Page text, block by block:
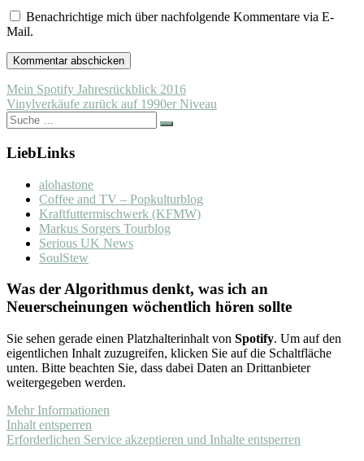
Benachrichtige mich über nachfolgende Kommentare via E-
Mail.
Beitragsnavigation
Mein Spotify Jahresrückblick 2016
Vinylverkäufe zurück auf 1990er Niveau
Suche
nach:
LiebLinks
alohastone
Coffee and TV – Popkulturblog
Kraftfuttermischwerk (KFMW)
Markus Sorgers Tourblog
Serious UK News
SoulStew
Was der Algorithmus denkt, was ich an
Neuerscheinungen wöchentlich hören sollte
Sie sehen gerade einen Platzhalterinhalt von Spotify. Um auf den
eigentlichen Inhalt zuzugreifen, klicken Sie auf die Schaltfläche
unten. Bitte beachten Sie, dass dabei Daten an Drittanbieter
weitergegeben werden.
Mehr Informationen
Inhalt entsperren
Erforderlichen Service akzeptieren und Inhalte entsperren